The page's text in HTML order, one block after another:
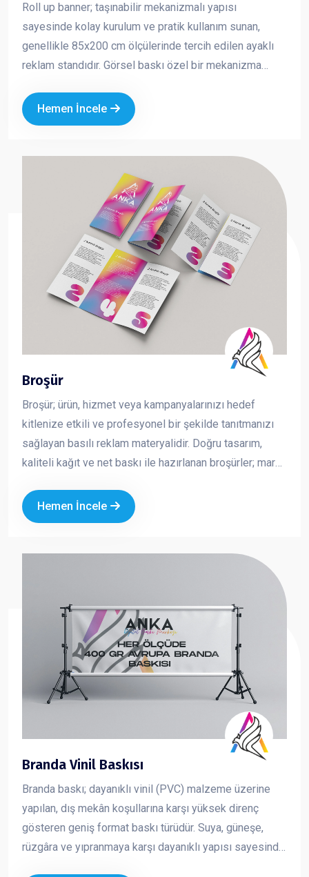
Roll up banner; taşınabilir mekanizmalı yapısı
sayesinde kolay kurulum ve pratik kullanım sunan,
genellikle 85x200 cm ölçülerinde tercih edilen ayaklı
reklam standıdır. Görsel baskı özel bir mekanizma
çekilerek sabitlenir. Toplanmak istendiğinde ise tekrar
mekanizma içine rulo şeklinde sarılır. Hafif yapısı ve
kurumsal tanıtımlarda en çok tercih edilen reklam
Hemen İncele
Broşür
Broşür; ürün, hizmet veya kampanyalarınızı hedef
kitlenize etkili ve profesyonel bir şekilde tanıtmanızı
sağlayan basılı reklam materyalidir. Doğru tasarım,
kaliteli kağıt ve net baskı ile hazırlanan broşürler; marka
akılda kalıcılığı artırır. Fuar, açılış, kampanya, kurumsal
tanıtım ve saha dağıtımı gibi birçok alanda tercih edilen
Hemen İncele
Branda Vinil Baskısı
Branda baskı; dayanıklı vinil (PVC) malzeme üzerine
yapılan, dış mekân koşullarına karşı yüksek direnç
gösteren geniş format baskı türüdür. Suya, güneşe,
rüzgâra ve yıpranmaya karşı dayanıklı yapısı sayesinde